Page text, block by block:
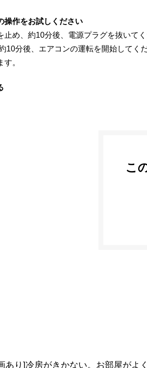
操作をお試しください
止め、約10分後、電源プラグを抜いて
10分後、エアコンの運転を開始してく
す。
こ
あり]冷房がきかない。お部屋がよ